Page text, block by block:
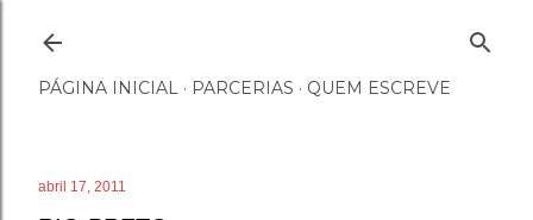
PÁGINA INICIAL PARCERIAS QUEM ESCREVE
abril 17, 2011